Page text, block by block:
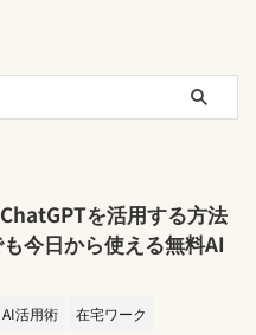
を活用する方法
も今日から使える無料AI
AI活用術
在宅ワーク